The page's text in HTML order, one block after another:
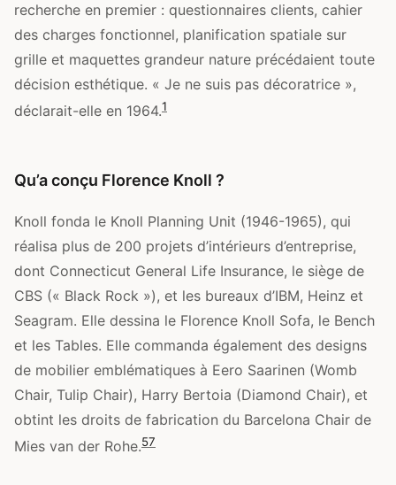
recherche en premier : questionnaires clients, cahier
des charges fonctionnel, planification spatiale sur
grille et maquettes grandeur nature précédaient toute
décision esthétique. « Je ne suis pas décoratrice »,
déclarait-elle en 1964.1
Qu’a conçu Florence Knoll ?
Knoll fonda le Knoll Planning Unit (1946-1965), qui
réalisa plus de 200 projets d’intérieurs d’entreprise,
dont Connecticut General Life Insurance, le siège de
CBS (« Black Rock »), et les bureaux d’IBM, Heinz et
Seagram. Elle dessina le Florence Knoll Sofa, le Bench
et les Tables. Elle commanda également des designs
de mobilier emblématiques à Eero Saarinen (Womb
Chair, Tulip Chair), Harry Bertoia (Diamond Chair), et
obtint les droits de fabrication du Barcelona Chair de
Mies van der Rohe.57